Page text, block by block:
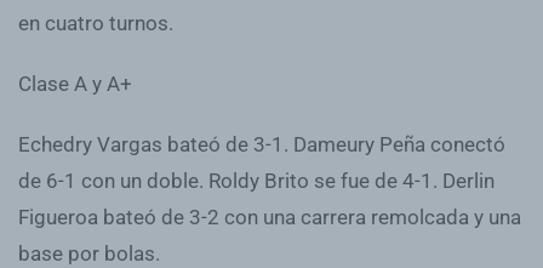
en cuatro turnos.
Clase A y A+
Echedry Vargas bateó de 3-1. Dameury Peña conectó
de 6-1 con un doble. Roldy Brito se fue de 4-1. Derlin
Figueroa bateó de 3-2 con una carrera remolcada y una
base por bolas.